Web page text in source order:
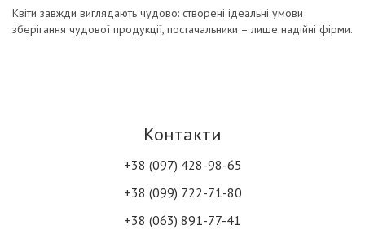
Квіти завжди виглядають чудово: створені ідеальні умови
зберігання чудової продукції, постачальники – лише надійні фірми.
Контакти
+38 (097) 428-98-65
+38 (099) 722-71-80
+38 (063) 891-77-41